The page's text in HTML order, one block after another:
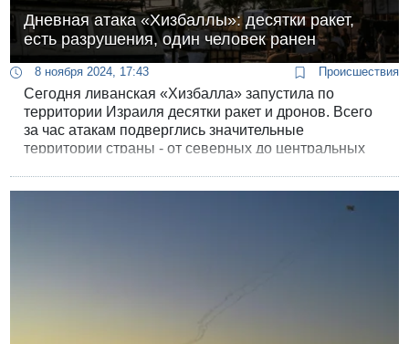
Дневная атака «Хизбаллы»: десятки ракет,
есть разрушения, один человек ранен
8 ноября 2024, 17:43 Происшествия
Сегодня ливанская «Хизбалла» запустила по
территории Израиля десятки ракет и дронов. Всего
за час атакам подверглись значительные
территории страны - от северных до центральных